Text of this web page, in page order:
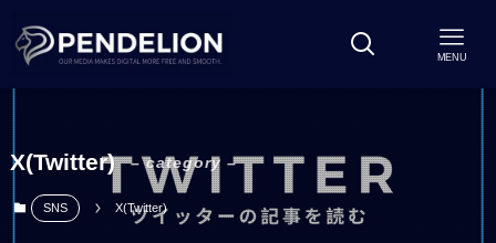
MENU
X(Twitter) – category –
SNS X(Twitter)